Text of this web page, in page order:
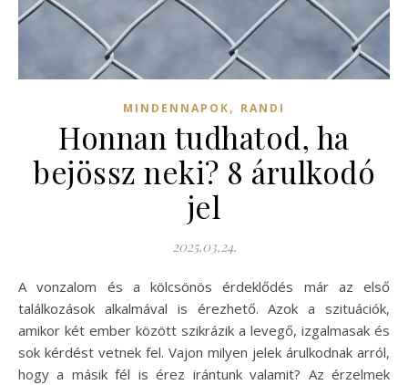
MINDENNAPOK, RANDI
Honnan tudhatod, ha
bejössz neki? 8 árulkodó
jel
2025.03.24.
A vonzalom és a kölcsönös érdeklődés már az első
találkozások alkalmával is érezhető. Azok a szituációk,
amikor két ember között szikrázik a levegő, izgalmasak és
sok kérdést vetnek fel. Vajon milyen jelek árulkodnak arról,
hogy a másik fél is érez irántunk valamit? Az érzelmek